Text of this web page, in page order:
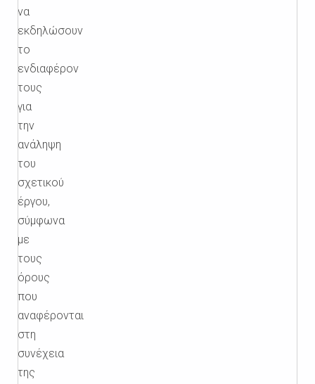
να
εκδηλώσουν
το
ενδιαφέρον
τους
για
την
ανάληψη
του
σχετικού
έργου,
σύμφωνα
με
τους
όρους
που
αναφέρονται
στη
συνέχεια
της